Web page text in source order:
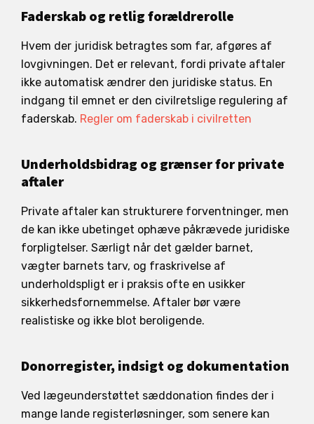
Faderskab og retlig forældrerolle
Hvem der juridisk betragtes som far, afgøres af
lovgivningen. Det er relevant, fordi private aftaler
ikke automatisk ændrer den juridiske status. En
indgang til emnet er den civilretslige regulering af
faderskab. Regler om faderskab i civilretten
Underholdsbidrag og grænser for private
aftaler
Private aftaler kan strukturere forventninger, men
de kan ikke ubetinget ophæve påkrævede juridiske
forpligtelser. Særligt når det gælder barnet,
vægter barnets tarv, og fraskrivelse af
underholdspligt er i praksis ofte en usikker
sikkerhedsfornemmelse. Aftaler bør være
realistiske og ikke blot beroligende.
Donorregister, indsigt og dokumentation
Ved lægeunderstøttet sæddonation findes der i
mange lande registerløsninger, som senere kan